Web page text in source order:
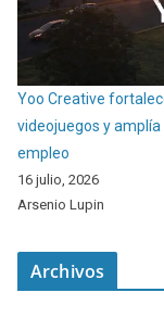
Yoo Creative
videojuegos y
empleo
16 julio, 2026
Arsenio Lupin
Archivos